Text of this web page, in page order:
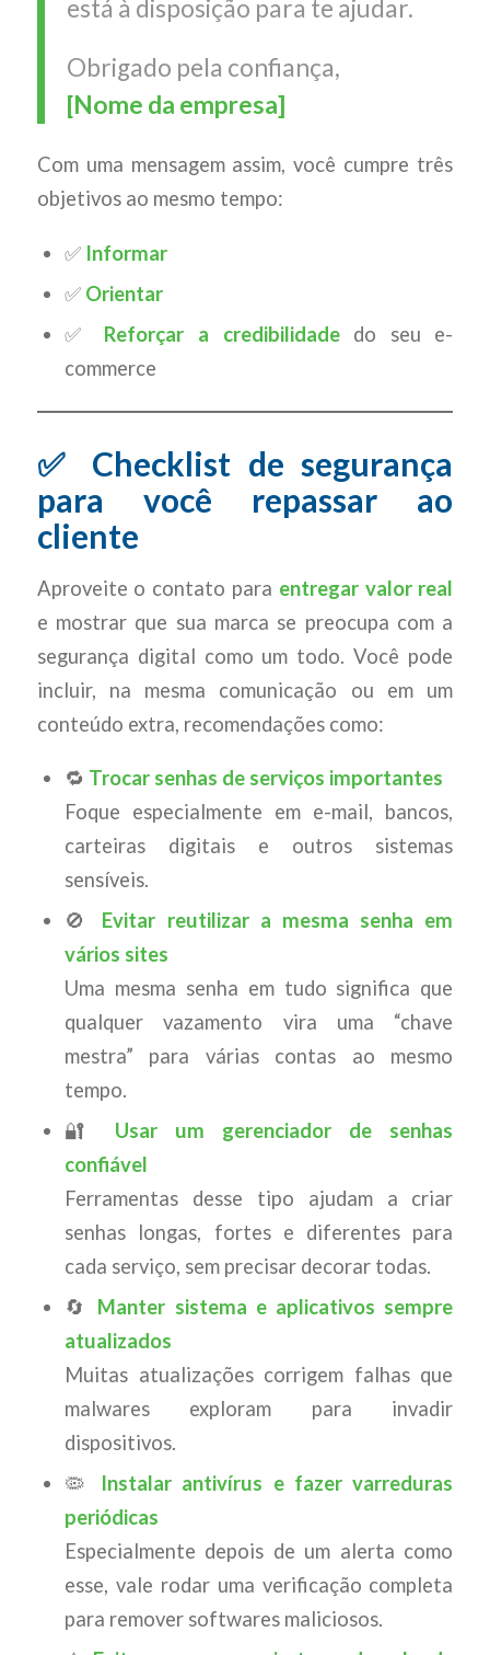
está à disposição para te ajudar.
Obrigado pela confiança,
[Nome da empresa]
Com uma mensagem assim, você cumpre três
objetivos ao mesmo tempo:
✅ Informar
✅ Orientar
✅ Reforçar a credibilidadedo seu e-
commerce
✅ Checklist de segurança
para você repassar ao
cliente
Aproveite o contato para entregar valor real
e mostrar que sua marca se preocupa com a
segurança digital como um todo. Você pode
incluir, na mesma comunicação ou em um
conteúdo extra, recomendações como:
🔁 Trocar senhas de serviços importantes
Foque especialmente em e-mail, bancos,
carteiras digitais e outros sistemas
sensíveis.
🚫 Evitar reutilizar a mesma senha em
vários sites
Uma mesma senha em tudo significa que
qualquer vazamento vira uma “chave
mestra” para várias contas ao mesmo
tempo.
🔐 Usar um gerenciador de senhas
confiável
Ferramentas desse tipo ajudam a criar
senhas longas, fortes e diferentes para
cada serviço, sem precisar decorar todas.
🔄 Manter sistema e aplicativos sempre
atualizados
Muitas atualizações corrigem falhas que
malwares exploram para invadir
dispositivos.
🦠
Instalar antivírus e fazer varreduras
periódicas
Especialmente depois de um alerta como
esse, vale rodar uma verificação completa
para remover softwares maliciosos.